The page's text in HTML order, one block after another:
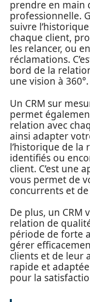
prendre en main
professionnelle.
suivre
chaque client,
les relancer, ou
réclamations.
bord de la
une vision à 360°.
Un CRM sur
permet
relation avec
ainsi adapter
l’historique de la
identifiés ou
client. C’est une
vous permet de
concurrents et
De plus, un CRM
relation de
période de forte
gérer
clients et de leur
rapide et
pour la